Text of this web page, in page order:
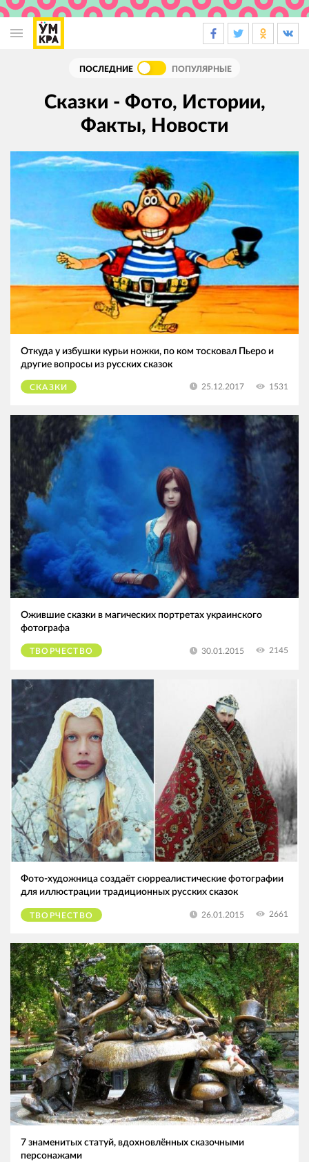
навигация
ПОСЛЕДНИЕ ПОПУЛЯРНЫЕ
Сказки - Фото, Истории,
Факты, Новости
Откуда у избушки курьи ножки, по ком тосковал Пьеро и
другие вопросы из русских сказок
СКАЗКИ 25.12.2017 1531
Ожившие сказки в магических портретах украинского
фотографа
ТВОРЧЕСТВО 30.01.2015 2145
Фото-художница создаёт сюрреалистические фотографии
для иллюстрации традиционных русских сказок
ТВОРЧЕСТВО 26.01.2015 2661
7 знаменитых статуй, вдохновлённых сказочными
персонажами